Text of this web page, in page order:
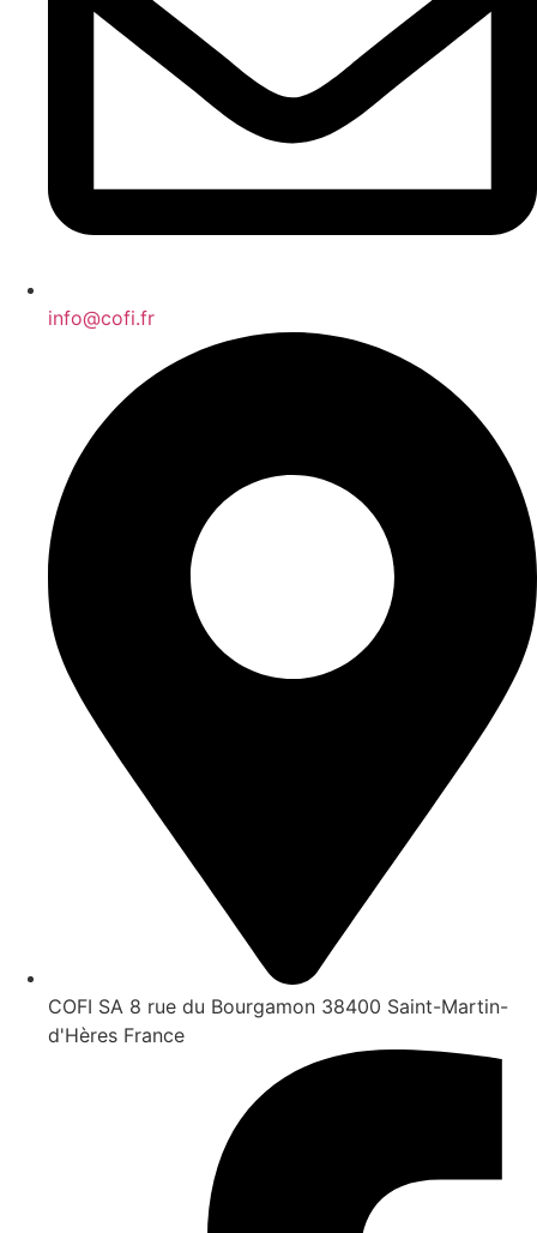
info@cofi.fr
COFI SA 8 rue du Bourgamon 38400 Saint-Martin-
d'Hères France